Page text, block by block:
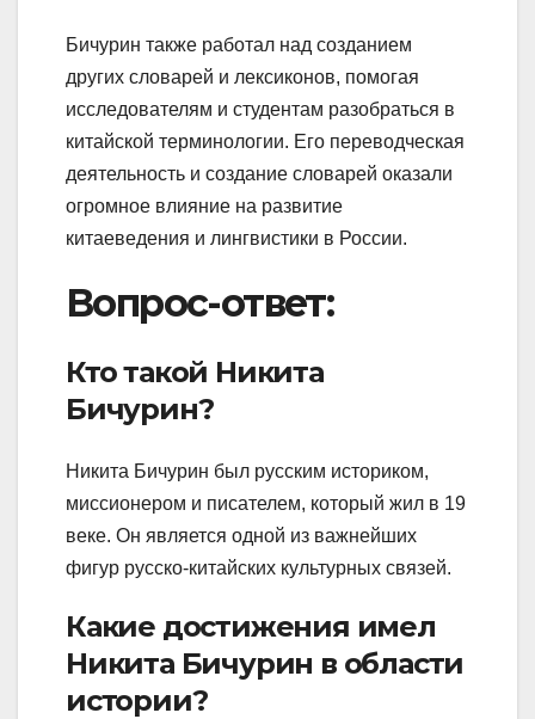
Бичурин также работал над созданием
других словарей и лексиконов, помогая
исследователям и студентам разобраться в
китайской терминологии. Его переводческая
деятельность и создание словарей оказали
огромное влияние на развитие
китаеведения и лингвистики в России.
Вопрос-ответ:
Кто такой Никита
Бичурин?
Никита Бичурин был русским историком,
миссионером и писателем, который жил в 19
веке. Он является одной из важнейших
фигур русско-китайских культурных связей.
Какие достижения имел
Никита Бичурин в области
истории?